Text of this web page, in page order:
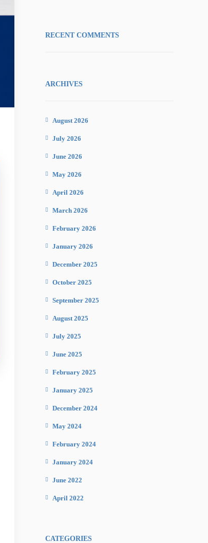
RECENT COMMENTS
ARCHIVES
August 2026
July 2026
June 2026
May 2026
April 2026
March 2026
February 2026
January 2026
December 2025
October 2025
September 2025
August 2025
July 2025
June 2025
February 2025
January 2025
December 2024
May 2024
February 2024
January 2024
June 2022
April 2022
CATEGORIES